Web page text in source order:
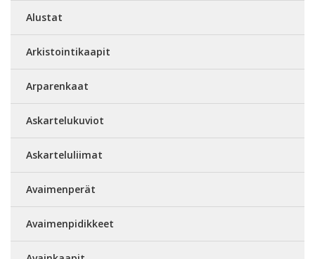
Alustat
Arkistointikaapit
Arparenkaat
Askartelukuviot
Askarteluliimat
Avaimenperät
Avaimenpidikkeet